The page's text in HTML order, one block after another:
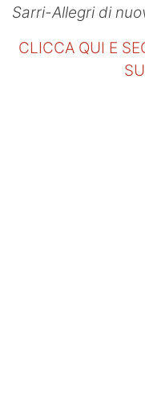
Sarri-Allegri di
CLICCA QUI E
SU